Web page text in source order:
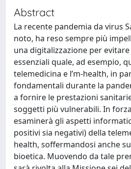
Abstract
La recente pandemia da virus
noto, ha reso sempre più
una digitalizzazione per
essenziali quale, ad esempio,
telemedicina e l’m-health, in
fondamentali durante la
a fornire le prestazioni
soggetti più vulnerabili. In
esaminerà gli aspetti
positivi sia negativi) della
health, soffermandosi anche
bioetica. Muovendo da tale